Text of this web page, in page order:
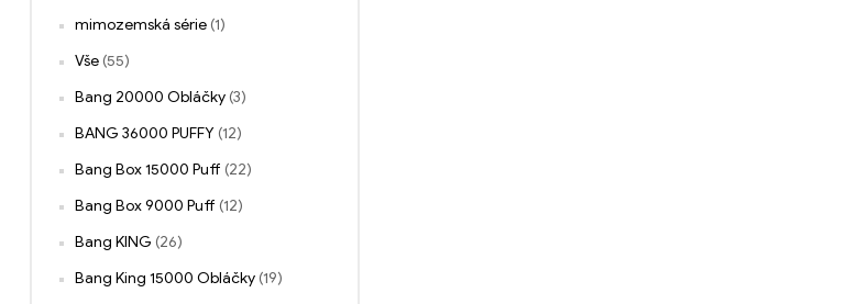
mimozemská série (1)
Vše (55)
Bang 20000 Obláčky (3)
BANG 36000 PUFFY (12)
Bang Box 15000 Puff (22)
Bang Box 9000 Puff (12)
Bang KING (26)
Bang King 15000 Obláčky (19)